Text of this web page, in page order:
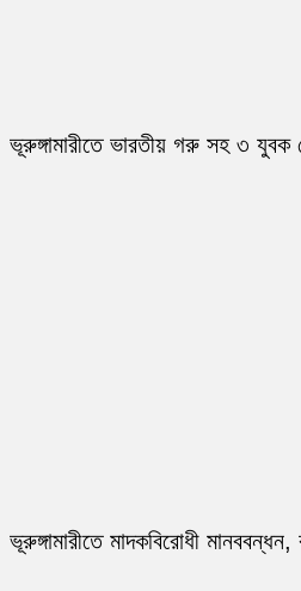
ভূরুঙ্গামারীতে ভারতীয় গরু সহ ৩ যুবক
ভূরুঙ্গামারীতে মাদকবিরোধী